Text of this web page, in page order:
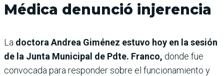
Médica denunció injerencia
La doctora Andrea Giménez estuvo hoy en la sesión
de la Junta Municipal de Pdte. Franco, donde fue
convocada para responder sobre el funcionamiento y